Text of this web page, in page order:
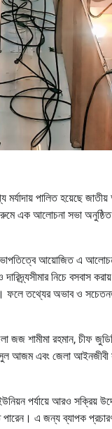
পালিত হয়েছে
এক আলোচনা সভা অনুষ্ঠিত
আয়োজিত এ
নিচে বসবাস
তথ্যের অভাব ও
জজ শামীমা রহমান, চীফ
আজম এবং জেলা
পর্যায়ে আরও সক্রিয়
এ জন্য ব্যাপক